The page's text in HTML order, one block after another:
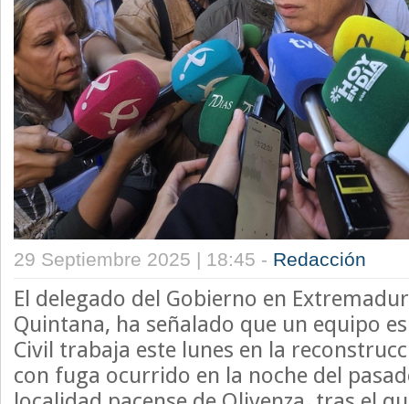
29 Septiembre 2025 | 18:45 - Redacción
El delegado del Gobierno en
Quintana, ha señalado que un equipo
Civil trabaja este lunes en la
con fuga ocurrido en la noche del